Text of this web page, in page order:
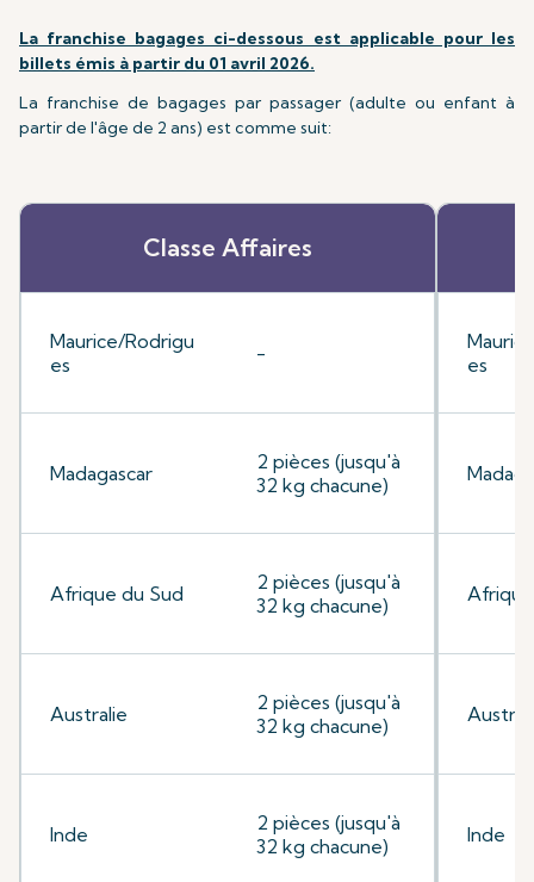
La franchise bagages ci-dessous est applicable pour les
billets émis à partir du 01 avril 2026.
La franchise de bagages par passager (adulte ou enfant à
partir de l'âge de 2 ans) est comme suit:
Classe Affaires
Maurice/Rodrigu
es
-
Madagascar
2 pièces (jusqu'à
32 kg chacune)
Afrique du Sud
2 pièces (jusqu'à
32 kg chacune)
Australie
2 pièces (jusqu'à
32 kg chacune)
Inde
2 pièces (jusqu'à
32 kg chacune)
es
Inde